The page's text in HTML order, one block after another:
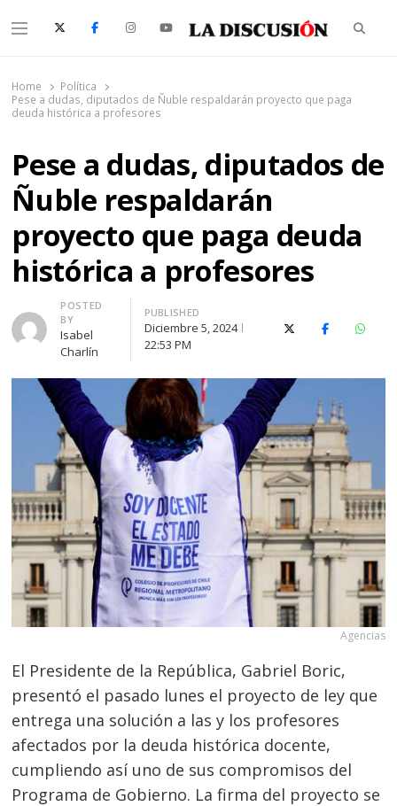
Menu
Home
Política
Pese a dudas, diputados de Ñuble respaldarán proyecto que paga
deuda histórica a profesores
Pese a dudas, diputados de
Ñuble respaldarán
proyecto que paga deuda
histórica a profesores
Author
POSTED
BY
Isabel
Charlín
PUBLISHED
Diciembre 5, 2024
22:53 PM
X (Twitter)Facebook
Agencias
El Presidente de la República, Gabriel Boric,
presentó el pasado lunes el proyecto de ley que
entrega una solución a las y los profesores
afectados por la deuda histórica docente,
cumpliendo así uno de sus compromisos del
Programa de Gobierno. La firma del proyecto se